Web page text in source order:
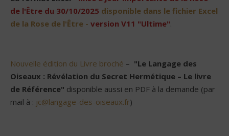
de l'Être du 30/10/2025 disponible dans le fichier Excel
de la Rose de l'Être - version V11 "Ultime".
Nouvelle édition du Livre broché – "Le Langage des
Oiseaux : Révélation du Secret Hermétique – Le livre
de Référence" disponible aussi en PDF à la demande (par
mail à : jc@langage-des-oiseaux.fr)